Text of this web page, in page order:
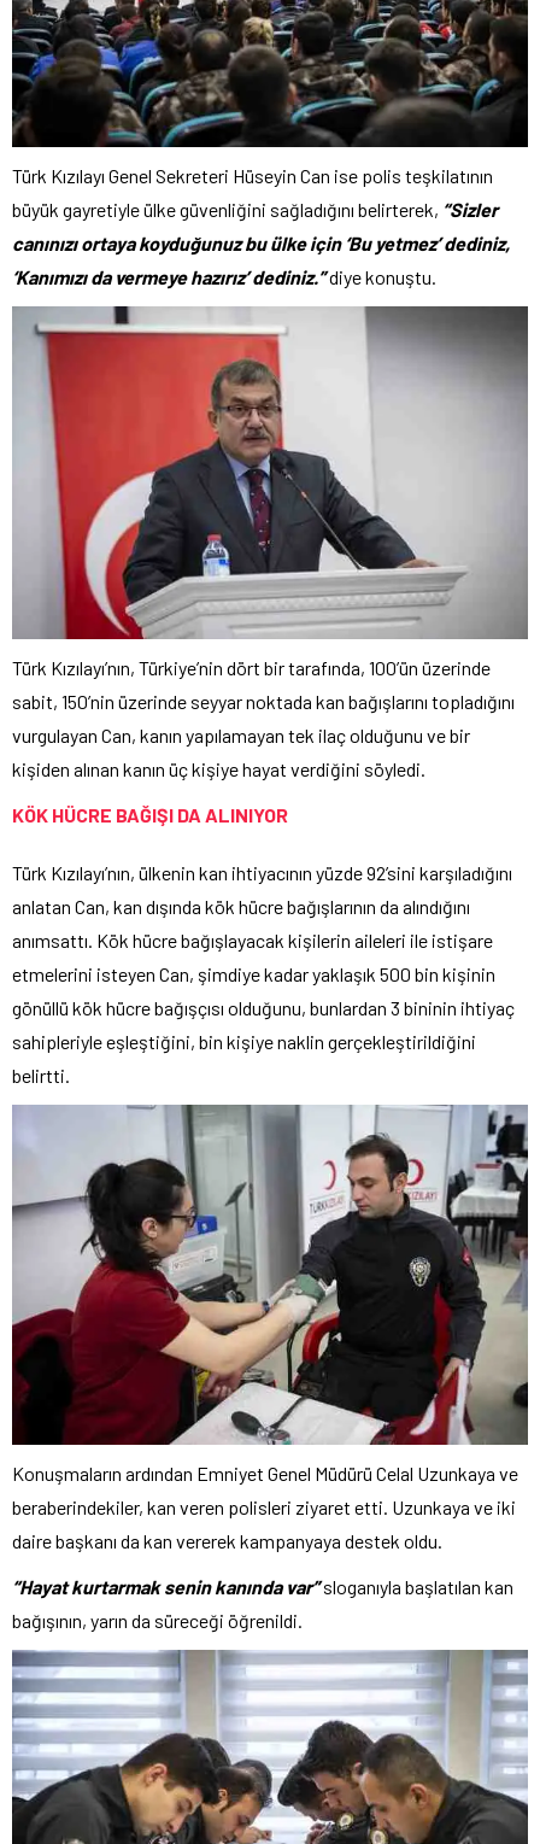
Türk Kızılayı Genel Sekreteri Hüseyin Can ise polis teşkilatının
büyük gayretiyle ülke güvenliğini sağladığını belirterek, “Sizler
canınızı ortaya koyduğunuz bu ülke için ‘Bu yetmez’ dediniz,
‘Kanımızı da vermeye hazırız’ dediniz.”diye konuştu.
Türk Kızılayı’nın, Türkiye’nin dört bir tarafında, 100’ün üzerinde
sabit, 150’nin üzerinde seyyar noktada kan bağışlarını topladığını
vurgulayan Can, kanın yapılamayan tek ilaç olduğunu ve bir
kişiden alınan kanın üç kişiye hayat verdiğini söyledi.
KÖK HÜCRE BAĞIŞI DA ALINIYOR
Türk Kızılayı’nın, ülkenin kan ihtiyacının yüzde 92’sini karşıladığını
anlatan Can, kan dışında kök hücre bağışlarının da alındığını
anımsattı. Kök hücre bağışlayacak kişilerin aileleri ile istişare
etmelerini isteyen Can, şimdiye kadar yaklaşık 500 bin kişinin
gönüllü kök hücre bağışçısı olduğunu, bunlardan 3 bininin ihtiyaç
sahipleriyle eşleştiğini, bin kişiye naklin gerçekleştirildiğini
belirtti.
Konuşmaların ardından Emniyet Genel Müdürü Celal Uzunkaya ve
beraberindekiler, kan veren polisleri ziyaret etti. Uzunkaya ve iki
daire başkanı da kan vererek kampanyaya destek oldu.
“Hayat kurtarmak senin kanında var”sloganıyla başlatılan kan
bağışının, yarın da süreceği öğrenildi.